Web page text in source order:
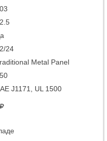
24
Metal Panel
J1171, UL 1500